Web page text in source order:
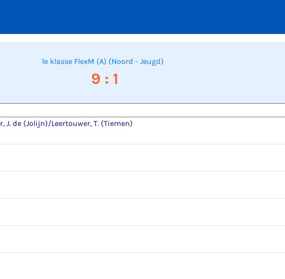
1e klasse FlexM (A) (Noord - Jeugd)
9 : 1
J. de (Jolijn)/Leertouwer, T. (Tiemen)